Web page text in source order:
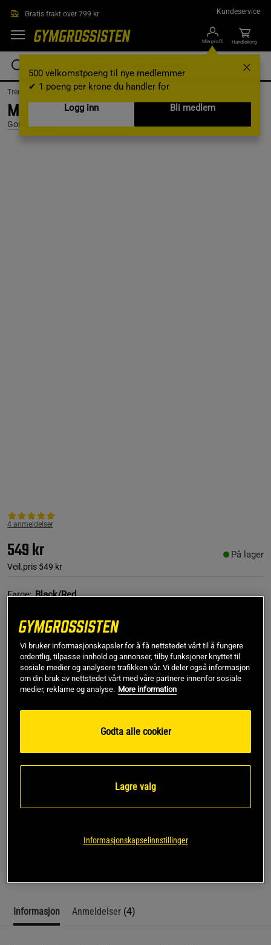
Gratis frakt over 799 kr Kundeservice
Min profil
500 velkomstpoeng til nye medlemmer
✔ 1 poeng per krone du handler for
Logg inn
Bli medlem
Handlekorg
Treningsklær / Treningsklær herre / Treningsbukser
Marlow Mesh Pants, Black/Red, S/M
Gorilla Wear
4 anmeldelser
549 kr
Veil.pris 549 kr
På lager
Farge: Black/Red
SKU #91091905R | EAN8721122847824
Informasjon Anmeldelser (4)
Vi bruker informasjonskapsler for å få nettstedet vårt til å fungere
ordentlig, tilpasse innhold og annonser, tilby funksjoner knyttet til
sosiale medier og analysere trafikken vår. Vi deler også informasjon
om din bruk av nettstedet vårt med våre partnere innenfor sosiale
medier, reklame og analyse. More information
Godta alle cookier
Lagre valg
Informasjonskapselinnstillinger